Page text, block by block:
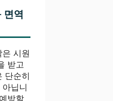
면역
시원
받고
단순히
닙니
방할